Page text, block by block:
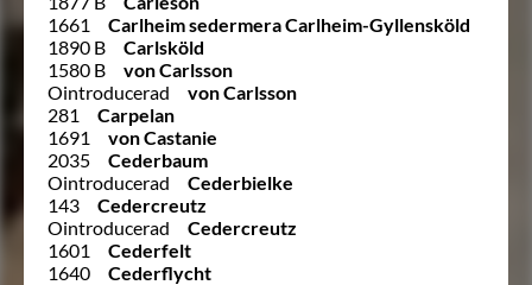
1661
Carlheim sedermera Carlheim-Gyllensköld
1890 B
Carlsköld
1580 B
von Carlsson
Ointroducerad
von Carlsson
281
Carpelan
1691
von Castanie
2035
Cederbaum
Ointroducerad
Cederbielke
143
Cedercreutz
Ointroducerad
Cedercreutz
1601
Cederfelt
1640
Cederflycht